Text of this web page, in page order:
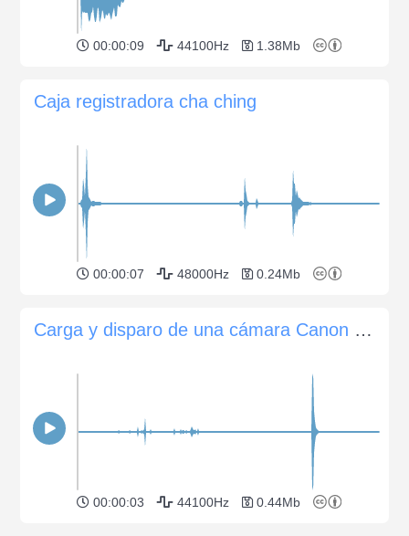
00:00:09 44100Hz 1.38Mb
Caja registradora cha ching
00:00:07 48000Hz 0.24Mb
Carga y disparo de una cámara Canon Canonet 1972
00:00:03 44100Hz 0.44Mb